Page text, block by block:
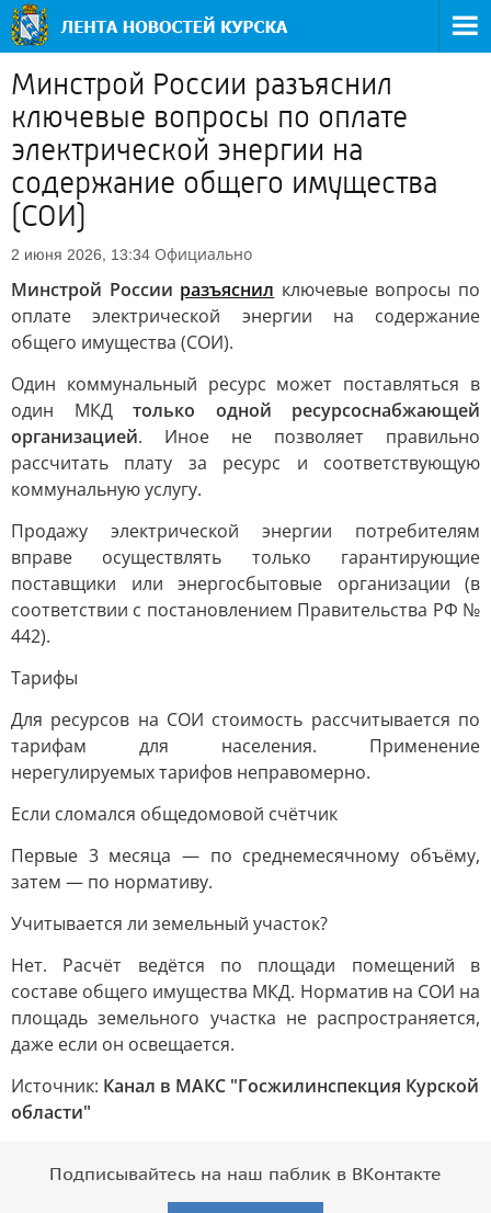
Минстрой России разъяснил
ключевые вопросы по оплате
электрической энергии на
содержание общего имущества
(СОИ)
2 июня 2026, 13:34 Официально
Минстрой России разъяснил ключевые вопросы по
оплате электрической энергии на содержание
общего имущества (СОИ).
Один коммунальный ресурс может поставляться в
один МКД только одной ресурсоснабжающей
организацией. Иное не позволяет правильно
рассчитать плату за ресурс и соответствующую
коммунальную услугу.
Продажу электрической энергии потребителям
вправе осуществлять только гарантирующие
поставщики или энергосбытовые организации (в
соответствии с постановлением Правительства РФ №
442).
Тарифы
Для ресурсов на СОИ стоимость рассчитывается по
тарифам для населения. Применение
нерегулируемых тарифов неправомерно.
Если сломался общедомовой счётчик
Первые 3 месяца — по среднемесячному объёму,
затем — по нормативу.
Учитывается ли земельный участок?
Нет. Расчёт ведётся по площади помещений в
составе общего имущества МКД. Норматив на СОИ на
площадь земельного участка не распространяется,
даже если он освещается.
Источник: Канал в МАКС "Госжилинспекция Курской
области"
Подписывайтесь на наш паблик в ВКонтакте